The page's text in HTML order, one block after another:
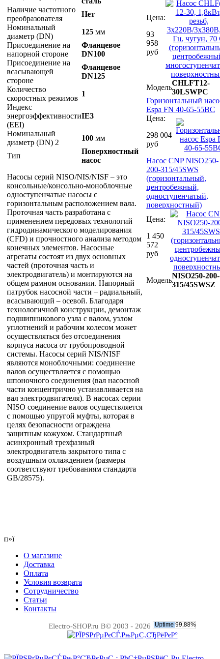
Наличие частотного
преобразователя
Нет
Номинальный
диаметр (DN)
125 мм
Присоединение на
напорной стороне
Фланцевое
DN100
Присоединение на
всасывающей
стороне
Фланцевое
DN125
Количество
скоростных режимов
1
Индекс
энергоэффективности
(EEI)
IE3
Номинальный
диаметр (DN) 2
100 мм
Тип
Поверхностный
насос
Насосы серий NISO/NIS/NISF – это
консольные/консольно-моноблочные
одноступенчатые насосы с
горизонтальным расположением вала.
Проточная часть разработана с
применением передовых технологий
гидродинамического моделирования
(CFD) и прочностного анализа методом
конечных элементов. Насосные
агрегаты состоят из двух основных
частей (проточная часть и
электродвигатель) и монтируются на
общем рамном основании. Напорный
патрубок насосной части – радиальный,
всасывающий – осевой. Благодаря
технологичной конструкции, демонтаж
подшипникового узла с валом, узлом
уплотнений и рабочим колесом может
осуществляться без отсоединения
корпуса насоса от трубопроводной
системы. Насосы серий NIS/NISF
являются моноблочными: соединение
валов осуществляется с помощью
шпоночного соединения (вал насосной
части концентрично устанавливается на
вал электродвигателя). В насосах серии
NISO соединение валов осуществляется
с помощью упругой муфты, которая в
целях безопасности ограждена
защитным кожухом. Стандартный
асинхронный трехфазный
электродвигатель закрытого типа с
воздушным охлаждением (размеры
соответствуют требованиям стандарта
GB/28575).
Цена:
93
958
руб
Модель
CHLFT12-
30LSWPC
Горизонтальный
Espa FN 40-65-55BC
Цена:
298 004
руб
Насос CNP NISO250-
200-315/45SWS
(горизонтальный,
центробежный,
одноступенчатый,
поверхностный)
Цена:
1 450
572
руб
Модель
NISO250-200-
315/45SWSZ
п»ї
О магазине
Доставка
Оплата
Условия возврата
Сотрудничество
Статьи
Контакты
Electro-SHOP.ru В© 2003 - 2026